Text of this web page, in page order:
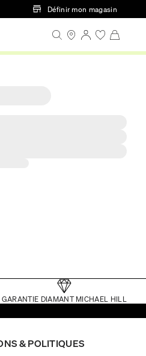
Définir mon magasin
GARANTIE DIAMANT MICHAEL HILL
& POLITIQUES